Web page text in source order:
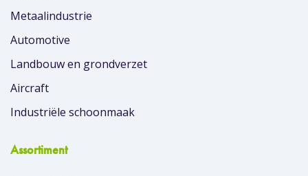
Metaalindustrie
Automotive
Landbouw en grondverzet
Aircraft
Industriële schoonmaak
Assortiment